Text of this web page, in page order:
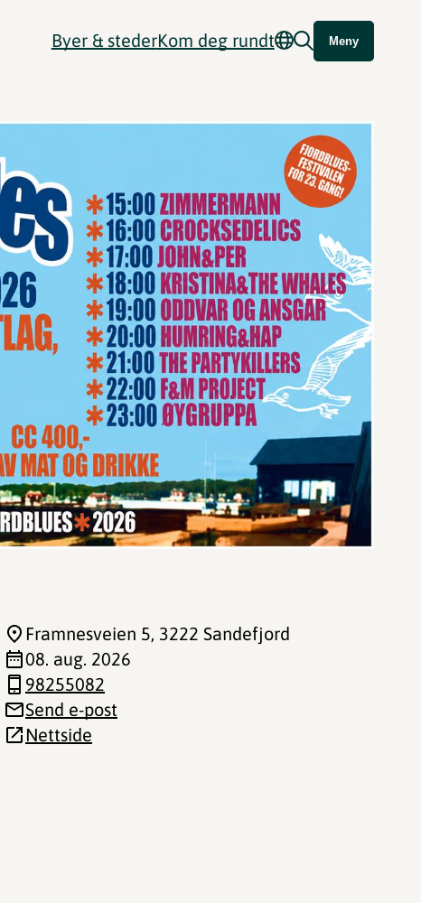
Byer & stederKom deg rundt Meny
Framnesveien 5, 3222 Sandefjord
08. aug. 2026
98255082
Send e-post
Nettside